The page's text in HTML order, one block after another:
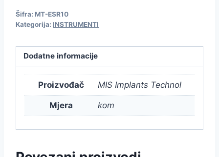
Šifra: MT-ESR10
Kategorija: INSTRUMENTI
Dodatne informacije
Proizvođač MIS Implants Technol
Mjera kom